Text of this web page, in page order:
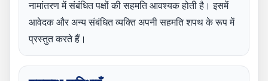
नामांतरण में संबंधित पक्षों की सहमति आवश्यक होती है। इसमें
आवेदक और अन्य संबंधित व्यक्ति अपनी सहमति शपथ के रूप में
प्रस्तुत करते हैं।